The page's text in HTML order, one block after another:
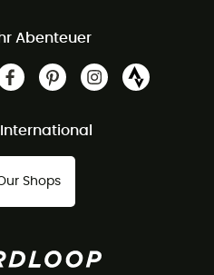
Abenteuer
Shops